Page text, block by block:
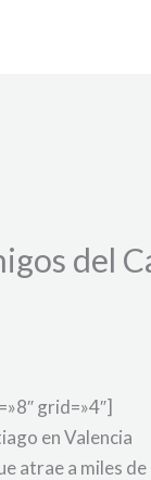
del
grid=»4″]
en Valencia
atrae a miles